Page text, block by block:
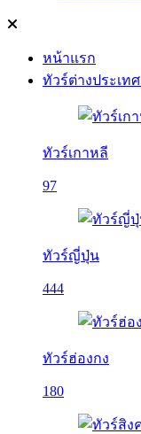
หน้าแรก
ทัวร์ต่างประเทศ
ทัวร์เกาหลี
97
ทัวร์ญี่ปุ่น
444
ทัวร์ฮ่องกง
180